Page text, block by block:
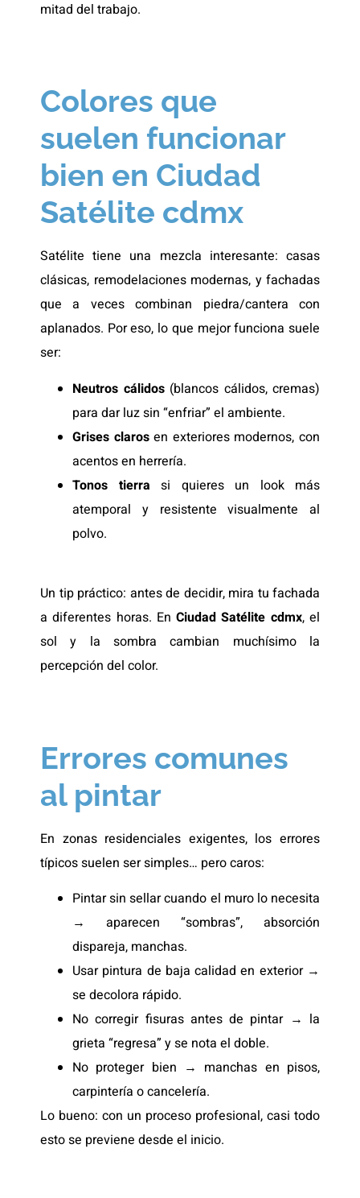
mitad del trabajo.
Colores que
suelen funcionar
bien en Ciudad
Satélite cdmx
Satélite tiene una mezcla interesante: casas
clásicas, remodelaciones modernas, y fachadas
que a veces combinan piedra/cantera con
aplanados. Por eso, lo que mejor funciona suele
ser:
Neutros cálidos(blancos cálidos, cremas)
para dar luz sin “enfriar” el ambiente.
Grises clarosen exteriores modernos, con
acentos en herrería.
Tonos tierra si quieres un look más
atemporal y resistente visualmente al
polvo.
Un tip práctico: antes de decidir, mira tu fachada
a diferentes horas. EnCiudad Satélite cdmx, el
sol y la sombra cambian muchísimo la
percepción del color.
Errores comunes
al pintar
En zonas residenciales exigentes, los errores
típicos suelen ser simples… pero caros:
Pintar sin sellar cuando el muro lo necesita
→ aparecen “sombras”, absorción
dispareja, manchas.
Usar pintura de baja calidad en exterior →
se decolora rápido.
No corregir fisuras antes de pintar → la
grieta “regresa” y se nota el doble.
No proteger bien → manchas en pisos,
carpintería o cancelería.
Lo bueno: con un proceso profesional, casi todo
esto se previene desde el inicio.